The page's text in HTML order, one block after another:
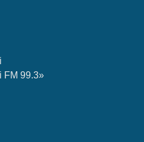
FM 99.3»